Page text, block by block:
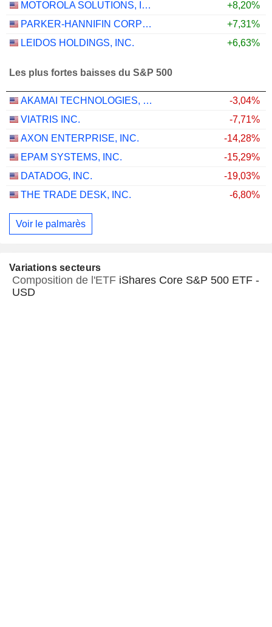
MOTOROLA SOLUTIONS, INC.
+8,20%
PARKER-HANNIFIN CORPORATION
+7,31%
LEIDOS HOLDINGS, INC.
+6,63%
Les plus fortes baisses du S&P 500
AKAMAI TECHNOLOGIES, INC.
-3,04%
VIATRIS INC.
-7,71%
AXON ENTERPRISE, INC.
-14,28%
EPAM SYSTEMS, INC.
-15,29%
DATADOG, INC.
-19,03%
THE TRADE DESK, INC.
-6,80%
Voir le palmarès
Variations secteurs
Composition de l'ETF iShares Core S&P 500 ETF -
USD